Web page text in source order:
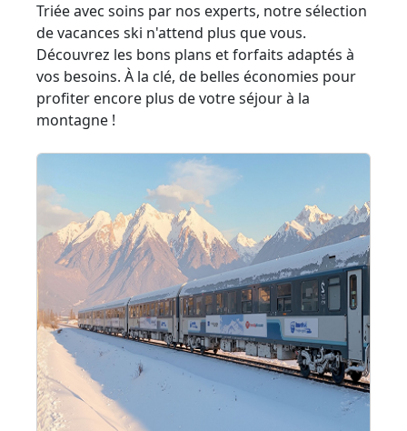
Triée avec soins par nos experts, notre sélection
de vacances ski n'attend plus que vous.
Découvrez les bons plans et forfaits adaptés à
vos besoins. À la clé, de belles économies pour
profiter encore plus de votre séjour à la
montagne !